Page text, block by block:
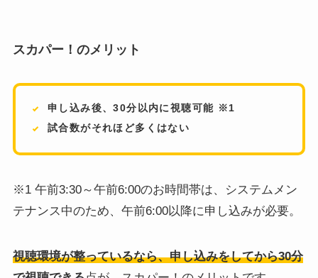
スカパー！のメリット
申し込み後、30分以内に視聴可能 ※1
試合数がそれほど多くはない
※1 午前3:30～午前6:00のお時間帯は、システムメン
テナンス中のため、午前6:00以降に申し込みが必要。
視聴環境が整っているなら、申し込みをしてから30分